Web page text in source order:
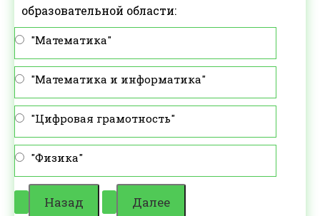
образовательной области:
"Математика"
"Математика и информатика"
"Цифровая грамотность"
"Физика"